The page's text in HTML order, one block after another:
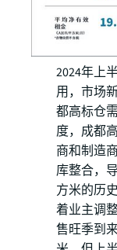
2024年上
用，市场
都高标仓
度，成都
商和制造
库整合，
方米的历
着业主调
售旺季到